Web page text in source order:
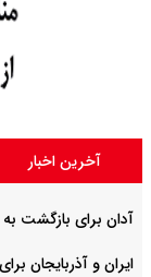
آخرین اخبار
آدان برای بازگشت
ایران و آذربایجان